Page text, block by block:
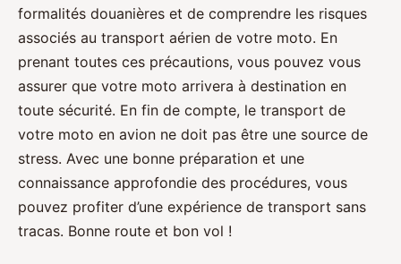
formalités douanières et de comprendre les risques
associés au transport aérien de votre moto. En
prenant toutes ces précautions, vous pouvez vous
assurer que votre moto arrivera à destination en
toute sécurité. En fin de compte, le transport de
votre moto en avion ne doit pas être une source de
stress. Avec une bonne préparation et une
connaissance approfondie des procédures, vous
pouvez profiter d’une expérience de transport sans
tracas. Bonne route et bon vol !